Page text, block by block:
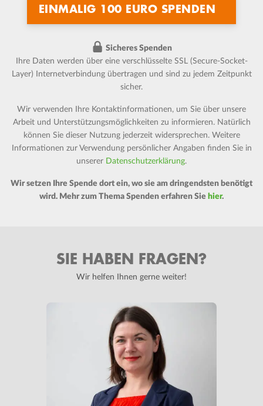
Sicheres Spenden
Ihre Daten werden über eine verschlüsselte SSL (Secure-Socket-
Layer) Internetverbindung übertragen und sind zu jedem Zeitpunkt
sicher.
Wir verwenden Ihre Kontaktinformationen, um Sie über unsere
Arbeit und Unterstützungsmöglichkeiten zu informieren. Natürlich
können Sie dieser Nutzung jederzeit widersprechen. Weitere
Informationen zur Verwendung persönlicher Angaben finden Sie in
unserer Datenschutzerklärung.
Wir setzen Ihre Spende dort ein, wo sie am dringendsten benötigt
wird. Mehr zum Thema Spenden erfahren Sie hier.
SIE HABEN FRAGEN?
Wir helfen Ihnen gerne weiter!